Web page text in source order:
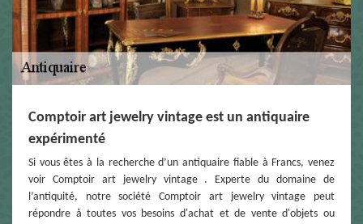
Comptoir art jewelry vintage est un antiquaire
expérimenté
Si vous êtes à la recherche d’un antiquaire fiable à Francs, venez
voir Comptoir art jewelry vintage . Experte du domaine de
l’antiquité, notre société Comptoir art jewelry vintage peut
répondre à toutes vos besoins d'achat et de vente d'objets ou